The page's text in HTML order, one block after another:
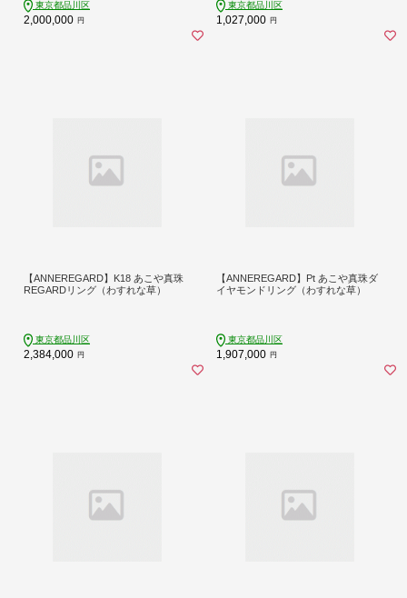
東京都品川区
2,000,000 円
東京都品川区
1,027,000 円
【ANNEREGARD】K18 あこや真珠
REGARDリング（わすれな草）
東京都品川区
2,384,000 円
【ANNEREGARD】Pt あこや真珠ダ
イヤモンドリング（わすれな草）
東京都品川区
1,907,000 円